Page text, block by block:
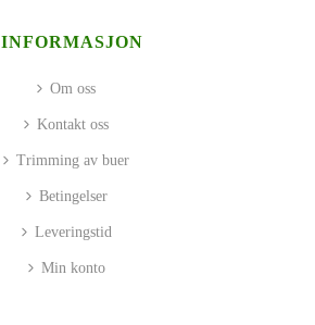
INFORMASJON
Om oss
Kontakt oss
Trimming av buer
Betingelser
Leveringstid
Min konto